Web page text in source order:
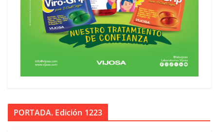
PORTADA. Edición 1223